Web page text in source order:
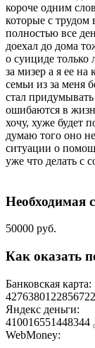
короче одним
которые с трудом
полностью все
доехал до дома
о суициде только
за мизер а я ее
семьи из за меня
стал придумывать
ошибаются в
хочу, хуже будет
думаю того оно
ситуации о
уже что делать с
Необходимая
50000 руб.
Как оказать
Банковская карта:
4276380122856722
Яндекс деньги:
410016551448344
WebMoney: